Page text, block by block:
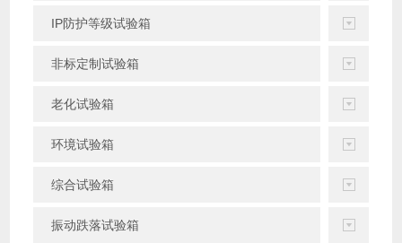
IP防护等级试验箱
非标定制试验箱
老化试验箱
环境试验箱
综合试验箱
振动跌落试验箱